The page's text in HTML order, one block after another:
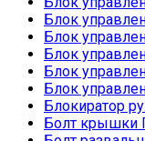
Блок
Блок
Блок
Блок
Блок
Блокиратор
Болт крышки